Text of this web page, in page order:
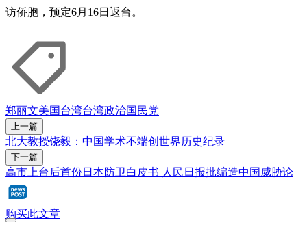
访侨胞，预定6月16日返台。
郑丽文美国台湾台湾政治国民党
上一篇
北大教授饶毅：中国学术不端创世界历史纪录
下一篇
高市上台后首份日本防卫白皮书 人民日报批编造中国威胁论
购买此文章